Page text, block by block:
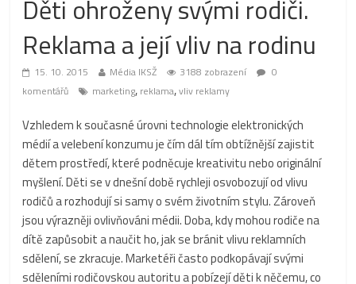
Děti ohroženy svými rodiči.
Reklama a její vliv na rodinu
15. 10. 2015 Média IKSŽ 3188 zobrazení
0
komentářů
marketing, reklama,vliv reklamy
Vzhledem k současné úrovni technologie elektronických
médií a velebení konzumu je čím dál tím obtížnější zajistit
dětem prostředí, které podněcuje kreativitu nebo originální
myšlení. Děti se v dnešní době rychleji osvobozují od vlivu
rodičů a rozhodují si samy o svém životním stylu. Zároveň
jsou výrazněji ovlivňováni médii. Doba, kdy mohou rodiče na
dítě zapůsobit a naučit ho, jak se bránit vlivu reklamních
sdělení, se zkracuje. Marketéři často podkopávají svými
sděleními rodičovskou autoritu a pobízejí děti k něčemu, co